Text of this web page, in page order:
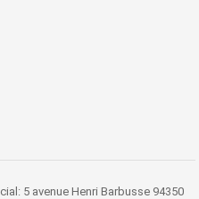
5 avenue Henri Barbusse 94350